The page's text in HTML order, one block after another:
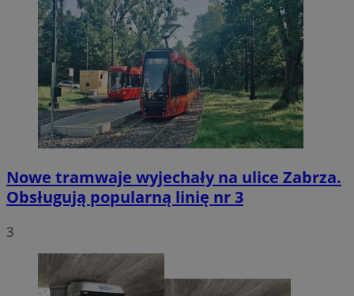
Nowe tramwaje wyjechały na ulice Zabrza.
Obsługują popularną linię nr 3
3